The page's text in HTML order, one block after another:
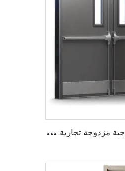
م
عتمدة من قبل UL أبواب خارجية مزدوجة تجارية مقاومة للحريق لمدة 3 ساعات من الفولاذ أبواب خارجية معدنية عالية الجودة مقاومة للحريق